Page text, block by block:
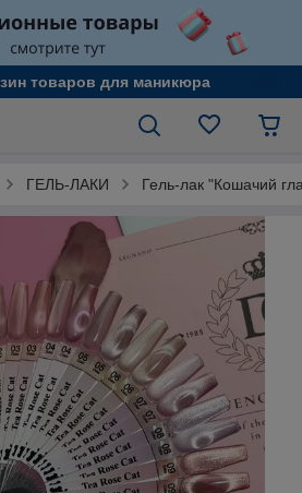
товаров для маникюра
ГЕЛЬ-ЛАКИ Гель-лак "Кошачий